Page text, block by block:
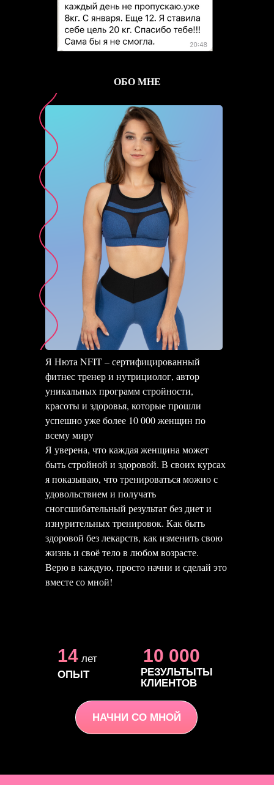
ОБО МНЕ
Я Нюта NFIT – сертифицированный
фитнес тренер и нутрициолог, автор
уникальных программ стройности,
красоты и здоровья, которые прошли
успешно уже более 10 000 женщин по
всему миру
Я уверена, что каждая женщина может
быть стройной и здоровой. В своих курсах
я показываю, что тренироваться можно с
удовольствием и получать
сногсшибательный результат без диет и
изнурительных тренировок. Как быть
здоровой без лекарств, как изменить свою
жизнь и своё тело в любом возрасте.
Верю в каждую, просто начни и сделай это
вместе со мной!
НАЧНИ СО МНОЙ
14 10 000
ОПЫТ
РЕЗУЛЬТЫТЫ
КЛИЕНТОВ
лет